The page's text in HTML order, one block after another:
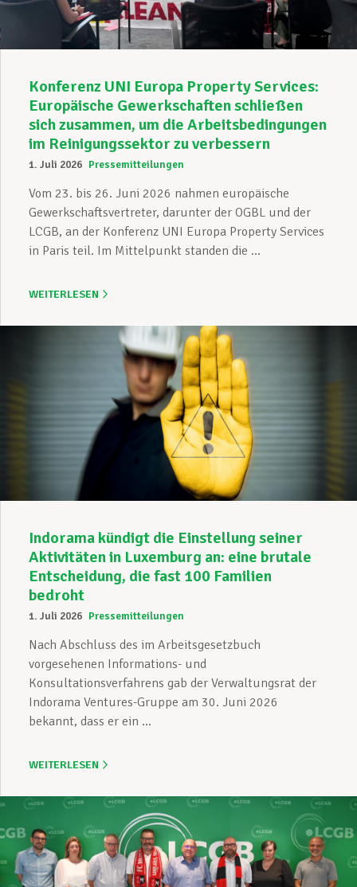
Konferenz UNI Europa Property Services:
Europäische Gewerkschaften schließen
sich zusammen, um die Arbeitsbedingungen
im Reinigungssektor zu verbessern
1. Juli 2026 Pressemitteilungen
Vom 23. bis 26. Juni 2026 nahmen europäische
Gewerkschaftsvertreter, darunter der OGBL und der
LCGB, an der Konferenz UNI Europa Property Services
in Paris teil. Im Mittelpunkt standen die ...
WEITERLESEN
Indorama kündigt die Einstellung seiner
Aktivitäten in Luxemburg an: eine brutale
Entscheidung, die fast 100 Familien
bedroht
1. Juli 2026 Pressemitteilungen
Nach Abschluss des im Arbeitsgesetzbuch
vorgesehenen Informations- und
Konsultationsverfahrens gab der Verwaltungsrat der
Indorama Ventures-Gruppe am 30. Juni 2026
bekannt, dass er ein ...
WEITERLESEN